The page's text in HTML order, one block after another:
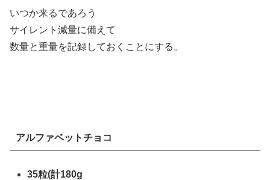
いつか来るであろう
サイレント減量に備えて
数量と重量を記録しておくことにする。
アルファベットチョコ
35粒(計180g